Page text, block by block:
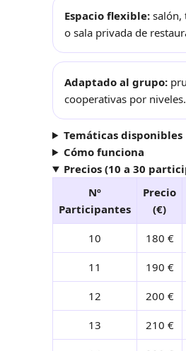
Espacio flexible: salón,
o sala privada de
Adaptado al grupo:
cooperativas por niveles.
Temáticas disponibles
Cómo funciona
Precios (10 a 30
Nº
Participantes
Precio
(€)
10 180 €
11 190 €
12 200 €
13 210 €